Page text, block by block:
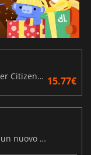
Helldivers 2 Upgrade to Super Citizen Edition 15.77€
Warhammer 40K invade Helldivers 2 in un nuovo epico crossover